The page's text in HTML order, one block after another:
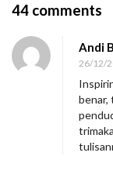
44 comments
R
l
a
w
Andi
26/12/
benar,